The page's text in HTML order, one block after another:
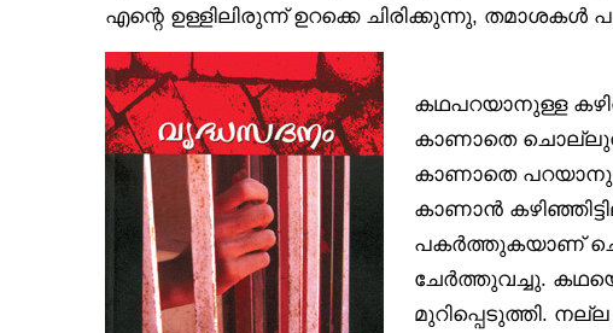
എന്റെ ഉള്ളിലിരുന്ന് ഉറക്കെ ചിരിക്കുന്നു, തമാശകൾ
കഥപറയാനുള്ള
കാണാതെ
കാണാതെ
കാണാൻ
പകർത്തുകയാണ്
ചേർത്തുവച്ചു.
മുറിപ്പെടുത്തി.